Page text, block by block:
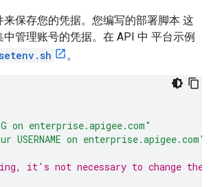
保存您的凭据。您编写的部署脚本 这
管理账号的凭据。在 API 中 平台示例
。
on enterprise.apigee.com"
USERNAME on enterprise.apigee.com"
it's not necessary to change the